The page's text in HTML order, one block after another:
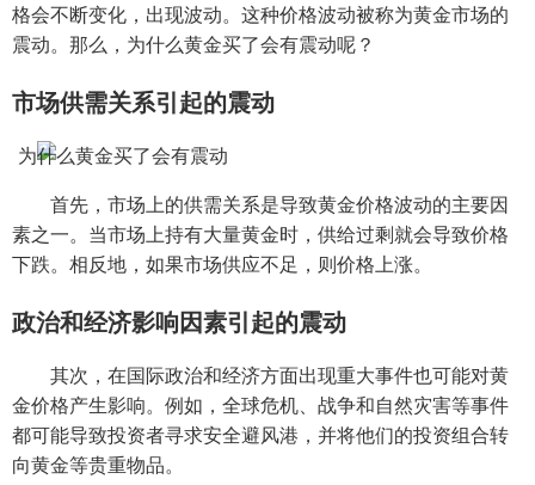
格会不断变化，出现波动。这种价格波动被称为黄金市场的
震动。那么，为什么黄金买了会有震动呢？
市场供需关系引起的震动
首先，市场上的供需关系是导致黄金价格波动的主要因
素之一。当市场上持有大量黄金时，供给过剩就会导致价格
下跌。相反地，如果市场供应不足，则价格上涨。
政治和经济影响因素引起的震动
其次，在国际政治和经济方面出现重大事件也可能对黄
金价格产生影响。例如，全球危机、战争和自然灾害等事件
都可能导致投资者寻求安全避风港，并将他们的投资组合转
向黄金等贵重物品。